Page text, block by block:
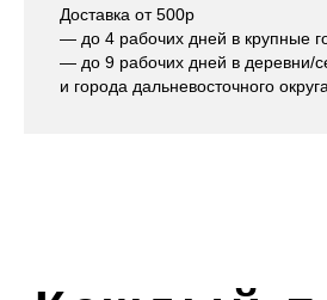
Доставка от 500р
— до 4 рабочих дней в крупные
— до 9 рабочих дней в деревни/
и города дальневосточного округа